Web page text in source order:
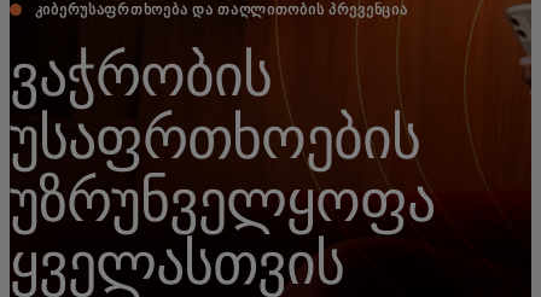
ᲙᲘᲑᲔᲠᲣᲡᲐᲤᲠᲗᲮᲝᲔᲑᲐ ᲓᲐ ᲗᲐᲦᲚᲘᲗᲝᲑᲘᲡ ᲞᲠᲔᲕᲔᲜᲪᲘᲐ
ვაჭრობის
უსაფრთხოების
უზრუნველყოფა
ყველასთვის